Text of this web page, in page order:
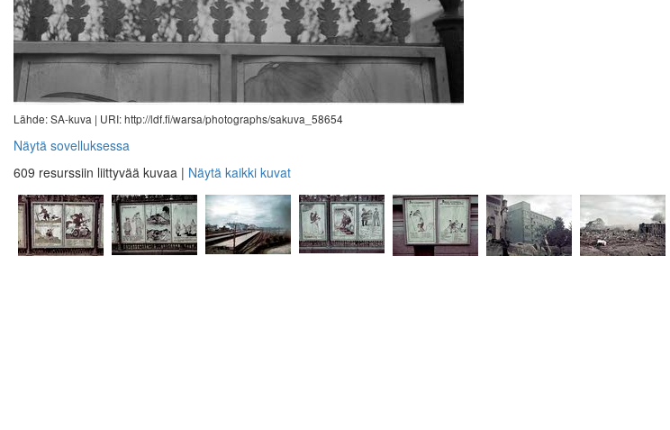
Lähde: SA-kuva | URI: http://ldf.fi/warsa/photographs/sakuva_58654
Näytä sovelluksessa
609 resurssiin liittyvää kuvaa | Näytä kaikki kuvat